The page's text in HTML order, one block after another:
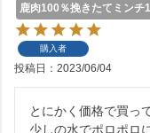
鹿肉100％挽きたてミンチ
購入者
投稿日 2023/06/04
とにかく価格で買っ
少しの水でポロポロ